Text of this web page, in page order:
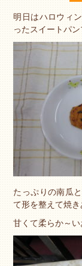
明日はハロウィ
ったスイートパン
たっぷりの南瓜
て形を整えて焼き
甘くて柔らか～い